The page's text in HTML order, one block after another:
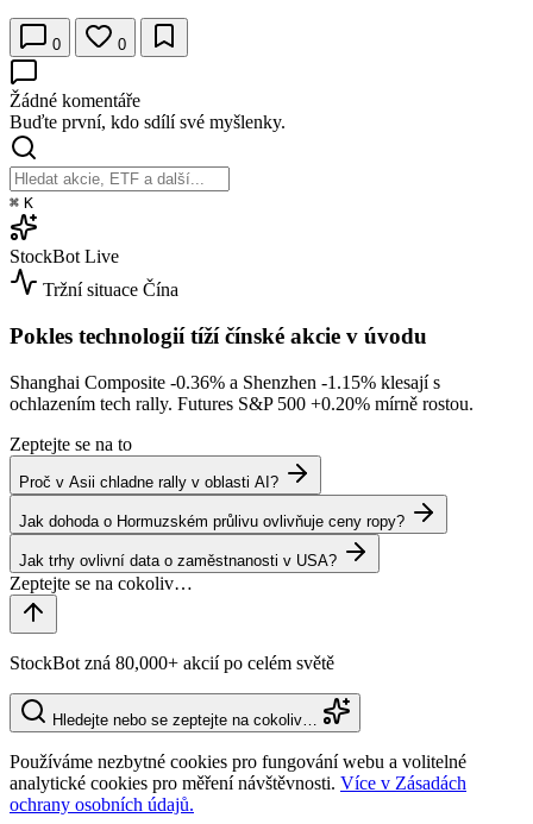
0 0
Žádné komentáře
Buďte první, kdo sdílí své myšlenky.
⌘ K
StockBot Live
Tržní situace Čína
Pokles technologií tíží čínské akcie v úvodu
Shanghai Composite -0.36% a Shenzhen -1.15% klesají s
ochlazením tech rally. Futures S&P 500 +0.20% mírně rostou.
Zeptejte se na to
Proč v Asii chladne rally v oblasti AI?
Jak dohoda o Hormuzském průlivu ovlivňuje ceny ropy?
Jak trhy ovlivní data o zaměstnanosti v USA?
StockBot zná 80,000+ akcií po celém světě
Hledejte nebo se zeptejte na cokoliv…
Používáme nezbytné cookies pro fungování webu a volitelné
analytické cookies pro měření návštěvnosti. Více v Zásadách
ochrany osobních údajů.